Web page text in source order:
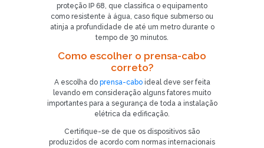
proteção IP 68, que classifica o equipamento
como resistente à água, caso fique submerso ou
atinja a profundidade de até um metro durante o
tempo de 30 minutos.
Como escolher o prensa-cabo
correto?
A escolha do prensa-cabo ideal deve ser feita
levando em consideração alguns fatores muito
importantes para a segurança de toda a instalação
elétrica da edificação.
Certifique-se de que os dispositivos são
produzidos de acordo com normas internacionais